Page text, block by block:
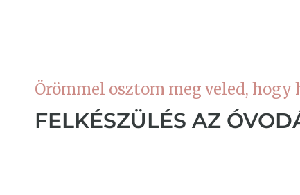
Örömmel osztom meg veled,
FELKÉSZÜLÉS AZ